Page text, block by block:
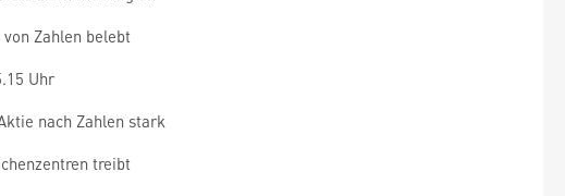
Zahlen belebt
Uhr
nach Zahlen stark
treibt